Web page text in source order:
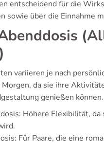
entscheidend für die
sowie über die Einnahme
variieren je nach
Morgen, da sie ihre
genießen
Höhere Flexibilität,
Für Paare, die eine